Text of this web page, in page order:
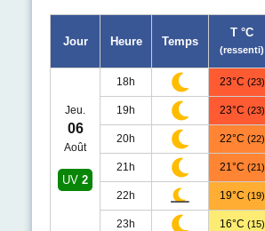
Jour Heure Temps
T °C
(ressenti)
Jeu.
06
Août
UV 2
18h 23°C (23)
19h 23°C (23)
20h 22°C (22)
21h 21°C (21)
22h 19°C (19)
23h 16°C (15)